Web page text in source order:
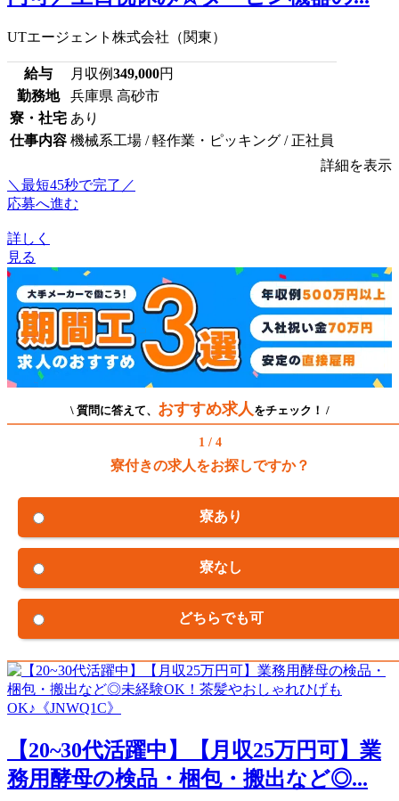
UTエージェント株式会社（関東）
給与 月収例349,000円
勤務地
兵庫県 高砂市
寮・社宅 あり
仕事内容 機械系工場 / 軽作業・ピッキング / 正社員
詳細を表示
＼最短45秒で完了／
応募へ進む
詳しく
見る
\ 質問に答えて、 おすすめ求人 をチェック！ /
1 / 4
寮付きの求人をお探しですか？
寮あり
寮なし
どちらでも可
【20~30代活躍中】【月収25万円可】業
務用酵母の検品・梱包・搬出など◎...